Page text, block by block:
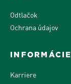
Odtlačok
Ochrana údajov
INFORMÁCIE
Karriere